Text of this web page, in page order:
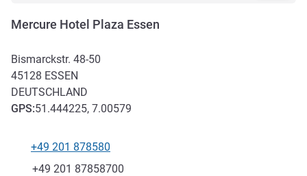
Mercure Hotel Plaza Essen
Bismarckstr. 48-50
45128 ESSEN
DEUTSCHLAND
GPS:51.444225, 7.00579
+49 201 878580
Fax
+49 201 87858700